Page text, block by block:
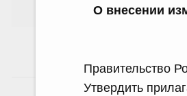
О внесении
Правительство
Утвердить